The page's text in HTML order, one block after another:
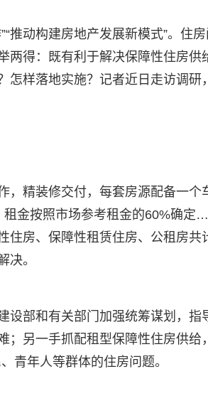
推动构建房地产发展新模式”。住
得：既有利于解决保障性住房供
样落地实施？记者近日走访调研
，精装修交付，每套房源配备一个
金按照市场参考租金的60%确定
住房、保障性租赁住房、公租房共
决。
设部和有关部门加强统筹谋划，指
另一手抓配租型保障性住房供给
青年人等群体的住房问题。